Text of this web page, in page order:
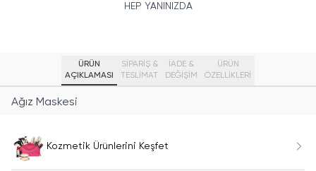
HEP YANINIZDA
ÜRÜN
AÇIKLAMASI
SİPARİŞ &
TESLİMAT
İADE &
DEĞİŞİM
ÜRÜN
ÖZELLIKLERI
Ağız Maskesi
Kozmetik Ürünlerini Keşfet